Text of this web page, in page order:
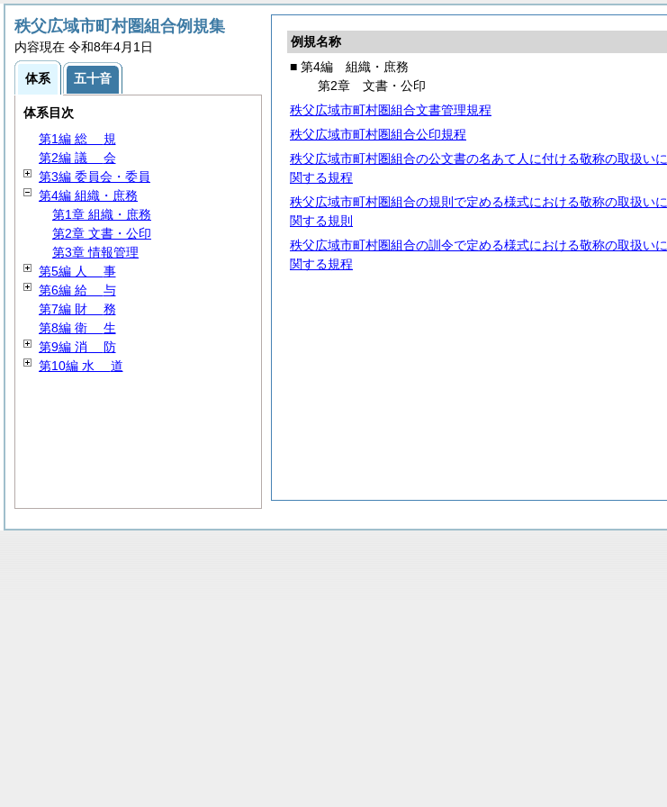
例規名称
■ 第4編 組織・庶務
第2章 文書・公印
秩父広域市町村圏組合文書管理規程
秩父広域市町村圏組合公印規程
秩父広域市町村圏組合の公文書の名あて人に付ける敬称の取扱いに
関する規程
秩父広域市町村圏組合の規則で定める様式における敬称の取扱いに
関する規則
秩父広域市町村圏組合の訓令で定める様式における敬称の取扱いに
関する規程
秩父広域市町村圏組合例規集
内容現在 令和8年4月1日
体系 五十音
体系目次
第1編 総 規
第2編 議 会
第3編 委員会・委員
第4編 組織・庶務
第1章 組織・庶務
第2章 文書・公印
第3章 情報管理
第5編 人 事
第6編 給 与
第7編 財 務
第8編 衛 生
第9編 消 防
第10編 水 道